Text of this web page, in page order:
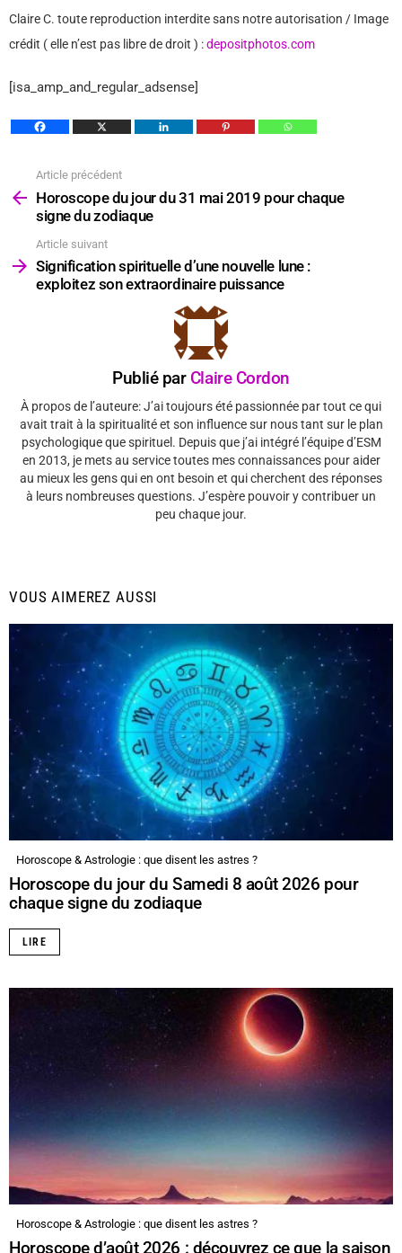
Claire C. toute reproduction interdite sans notre autorisation / Image
crédit ( elle n’est pas libre de droit ) :depositphotos.com
[isa_amp_and_regular_adsense]
plus
Article précédent
Horoscope du jour du 31 mai 2019 pour chaque
signe du zodiaque
Article suivant
Signification spirituelle d’une nouvelle lune :
exploitez son extraordinaire puissance
Publié par Claire Cordon
À propos de l’auteure: J’ai toujours été passionnée par tout ce qui
avait trait à la spiritualité et son influence sur nous tant sur le plan
psychologique que spirituel. Depuis que j’ai intégré l’équipe d’ESM
en 2013, je mets au service toutes mes connaissances pour aider
au mieux les gens qui en ont besoin et qui cherchent des réponses
à leurs nombreuses questions. J’espère pouvoir y contribuer un
peu chaque jour.
VOUS AIMEREZ AUSSI
Horoscope & Astrologie : que disent les astres ?
Horoscope du jour du Samedi 8 août 2026 pour
chaque signe du zodiaque
LIRE
Horoscope & Astrologie : que disent les astres ?
Horoscope d’août 2026 : découvrez ce que la saison